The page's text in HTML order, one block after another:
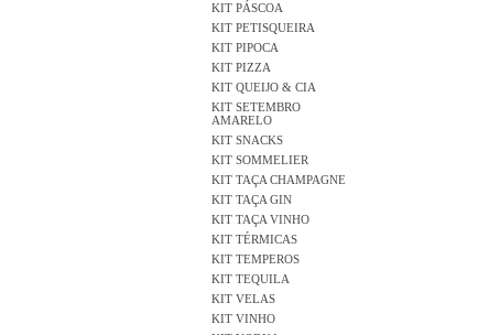
KIT PÁSCOA
KIT PETISQUEIRA
KIT PIPOCA
KIT PIZZA
KIT QUEIJO & CIA
KIT SETEMBRO
AMARELO
KIT SNACKS
KIT SOMMELIER
KIT TAÇA CHAMPAGNE
KIT TAÇA GIN
KIT TAÇA VINHO
KIT TÉRMICAS
KIT TEMPEROS
KIT TEQUILA
KIT VELAS
KIT VINHO